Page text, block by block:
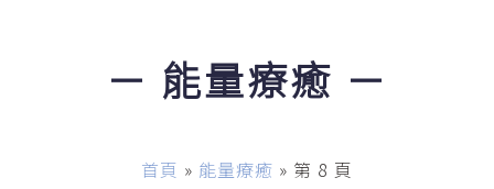
－ 能量療癒 －
首頁 » 能量療癒 » 第 8 頁